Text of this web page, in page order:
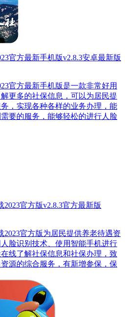
官方最新手机版v2.8.3安卓最新版
官方最新手机版是一款非常好用
更多的社保信息，可以为居民提
，实现各种各样的业务办理，能
要的服务，能够轻松的进行人脸
2023官方版v2.8.3官方最新版
2023官方版为居民提供养老待遇资
脸识别技术、使用智能手机进行
线了解社保信息和社保办理，致
源的综合服务，有新增参保，保